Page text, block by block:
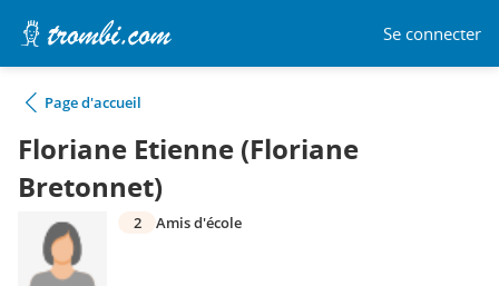
Se connecter
Page d'accueil
Floriane Etienne (Floriane
Bretonnet)
2 Amis d'école